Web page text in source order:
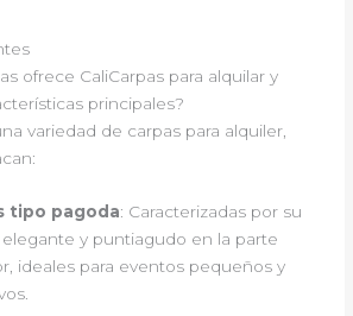
ofrece CaliCarpas para alquilar y
principales?
variedad de carpas para alquiler,
tipo pagoda: Caracterizadas por su
y puntiagudo en la parte
ideales para eventos pequeños y